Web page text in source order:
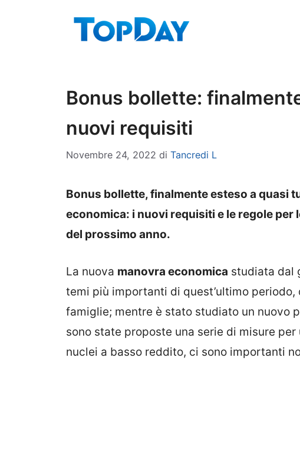
Bonus bollette:
nuovi requisiti
Novembre 24, 2022 di Tancredi L
Bonus bollette, finalmente esteso a quasi
economica: i nuovi requisiti e le regole
del prossimo anno.
La nuova manovra economica studiata dal
temi più importanti di quest’ultimo
famiglie; mentre è stato studiato un nuovo
sono state proposte una serie di misure
nuclei a basso reddito, ci sono importanti